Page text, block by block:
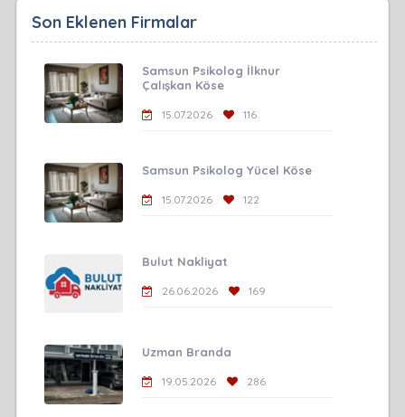
Son Eklenen Firmalar
Samsun Psikolog İlknur
Çalışkan Köse
15.07.2026 116
Samsun Psikolog Yücel Köse
15.07.2026 122
Bulut Nakliyat
26.06.2026 169
Uzman Branda
19.05.2026 286